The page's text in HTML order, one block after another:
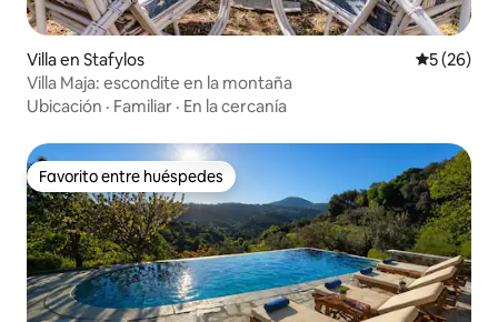
Villa en Stafylos
5 (26)
Villa Maja: escondite en la montaña
Ubicación · Familiar · En la cercanía
Favorito entre huéspedes
Favorito entre huéspedes